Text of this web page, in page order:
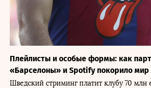
Плейлисты и особые формы: как
«Барселоны» и Spotify покорило мир
Шведский стриминг платит клубу 70 млн